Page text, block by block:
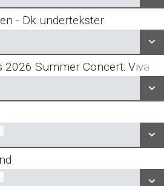
LÆS MERE
ALLE DAGE
LÆS MERE
- Dk undertekster
24/08
ALLE DAGE
LÆS MERE
2026 Summer Concert: Viva
ALLE DAGE
LÆS MERE
pris event 07/09
ALLE DAGE
Night Out 09/09